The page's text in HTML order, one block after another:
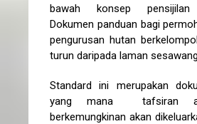
bawah konsep pensijilan
Dokumen panduan bagi
pengurusan hutan
turun daripada laman
Standard ini merupakan
yang mana tafsiran
berkemungkinan akan